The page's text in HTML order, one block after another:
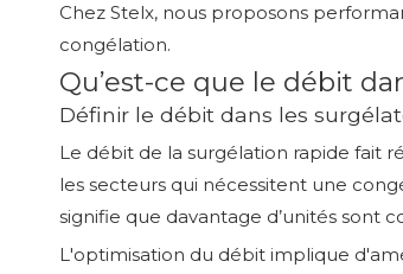
Chez Stelx, nous proposons
congélation.
Qu’est-ce que le débit
Définir le débit dans les
Le débit de la surgélation rapide fait
les secteurs qui nécessitent une
signifie que davantage d’unités sont
L'optimisation du débit implique